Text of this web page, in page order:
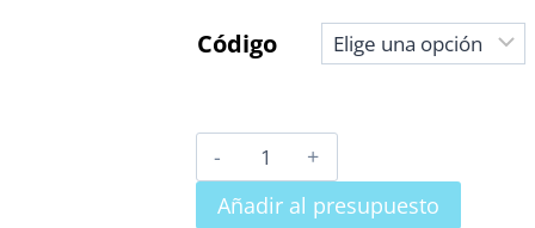
Código
PLOMO
PARA
PRECINTAR
Añadir al presupuesto